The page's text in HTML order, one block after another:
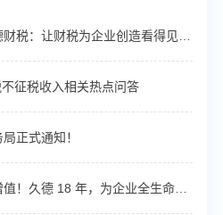
征税收入相关热点问答
正式通知！
让财税省心、合规、增值！久德 18 年，为企业全生命周期保驾护航！